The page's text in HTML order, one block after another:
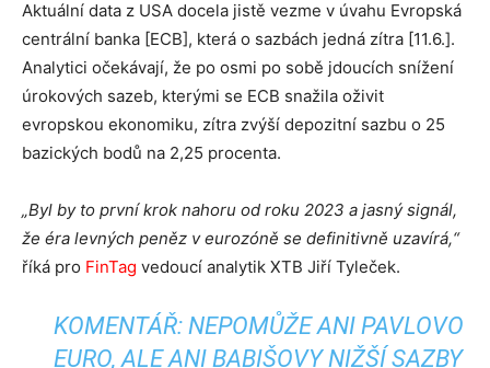
Aktuální data z USA docela jistě vezme v úvahu Evropská
centrální banka [ECB], která o sazbách jedná zítra [11.6.].
Analytici očekávají, že po osmi po sobě jdoucích snížení
úrokových sazeb, kterými se ECB snažila oživit
evropskou ekonomiku, zítra zvýší depozitní sazbu o 25
bazických bodů na 2,25 procenta.
„Byl by to první krok nahoru od roku 2023 a jasný signál,
že éra levných peněz v eurozóně se definitivně uzavírá,“
říká pro FinTag vedoucí analytik XTB Jiří Tyleček.
KOMENTÁŘ: NEPOMŮŽE ANI PAVLOVO
EURO, ALE ANI BABIŠOVY NIŽŠÍ SAZBY